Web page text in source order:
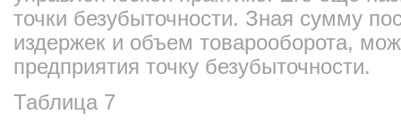
точки безубыточности. Зная сумму
издержек и объем товарооборота,
предприятия точку безубыточности.
Таблица 7